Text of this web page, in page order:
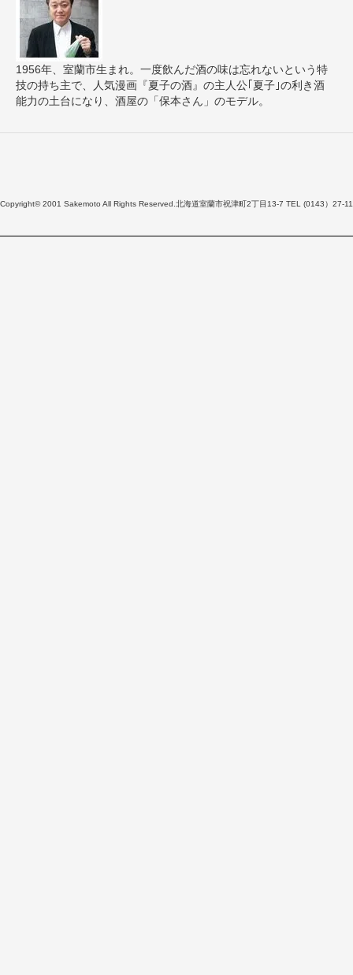
1956年、室蘭市生まれ。一度飲んだ酒の味は忘れないという特
技の持ち主で、人気漫画『夏子の酒』の主人公｢夏子｣の利き酒
能力の土台になり、酒屋の「保本さん」のモデル。
Copyright© 2001 Sakemoto All Rights Reserved.北海道室蘭市祝津町2丁目13-7 TEL (0143）27-